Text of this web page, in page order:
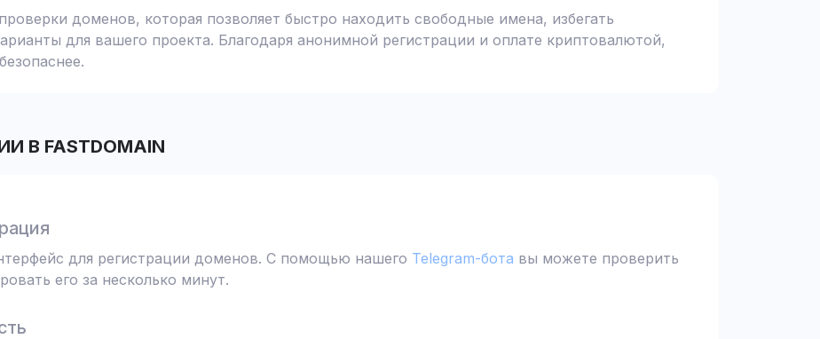
доменов, которая позволяет быстро находить свободные имена, избегать
для вашего проекта. Благодаря анонимной регистрации и оплате криптовалютой,
В FASTDOMAIN
для регистрации доменов. С помощью нашего Telegram-бота вы можете проверить
его за несколько минут.